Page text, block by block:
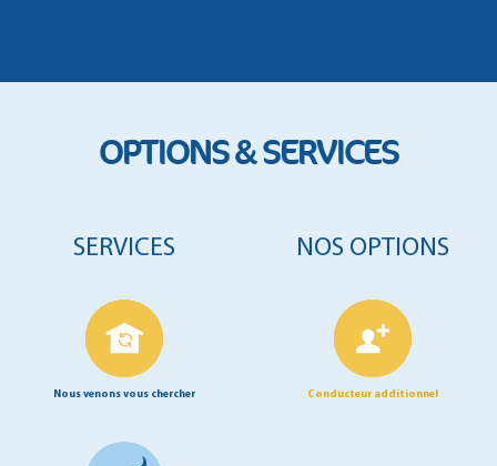
OPTIONS & SERVICES
SERVICES
Nous venons vous chercher
NOS OPTIONS
Conducteur additionnel